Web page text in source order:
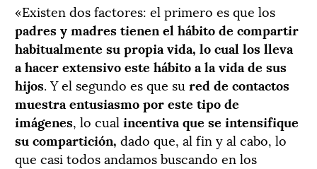
«Existen dos factores: el primero es que los
padres y madres tienen el hábito de compartir
habitualmente su propia vida, lo cual los lleva
a hacer extensivo este hábito a la vida de sus
hijos. Y el segundo es que su red de contactos
muestra entusiasmo por este tipo de
imágenes, lo cual incentiva que se intensifique
su compartición, dado que, al fin y al cabo, lo
que casi todos andamos buscando en los